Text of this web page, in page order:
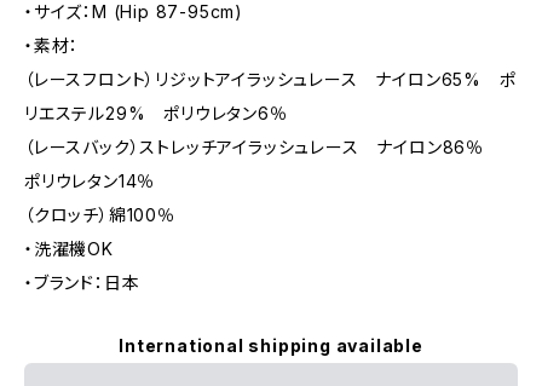
・サイズ：M (Hip 87-95cm)
・素材：
（レースフロント）リジットアイラッシュレース ナイロン65% ポ
リエステル29% ポリウレタン6％
（レースバック）ストレッチアイラッシュレース ナイロン86％
ポリウレタン14％
（クロッチ）綿100％
・洗濯機OK
・ブランド：日本
International shipping available